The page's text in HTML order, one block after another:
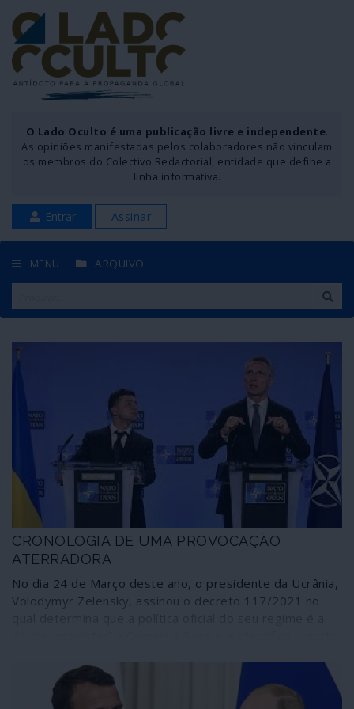
O Lado Oculto é uma publicação livre e independente.
As opiniões manifestadas pelos colaboradores não vinculam
os membros do Colectivo Redactorial, entidade que define a
linha informativa.
Entrar Assinar
MENU ARQUIVO
CRONOLOGIA DE UMA PROVOCAÇÃO
ATERRADORA
No dia 24 de Março deste ano, o presidente da Ucrânia,
Volodymyr Zelensky, assinou o decreto 117/2021 no
iniciativa foi acompanhada pelo transporte de avultados
meios de guerra, incluindo comboios de tanques, em
direcção ao Leste ucraniano, a região onde Kiev tem